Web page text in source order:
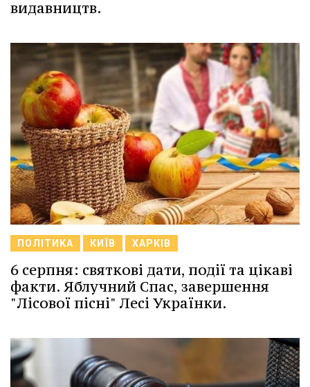
видавництв.
ПОЛІТИКА КИЇВ ХАРКІВ
6 серпня: святкові дати, події та цікаві
факти. Яблучний Спас, завершення
"Лісової пісні" Лесі Українки.